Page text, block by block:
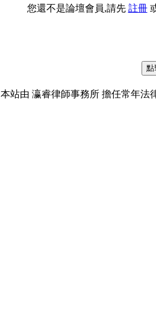
您還不是論壇會員,請先 註冊
本站由 瀛睿律師事務所 擔任常年法